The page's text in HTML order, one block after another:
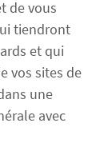
de vous
tiendront
et qui
vos sites de
une
avec